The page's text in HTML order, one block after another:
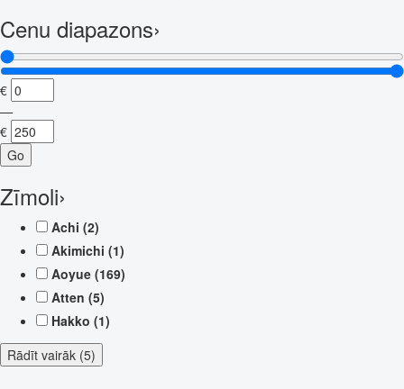
Cenu diapazons›
€
—
€
Go
Zīmoli›
Achi (2)
Akimichi (1)
Aoyue (169)
Atten (5)
Hakko (1)
Rādīt vairāk (5)